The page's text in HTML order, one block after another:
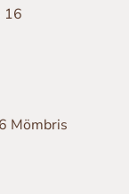
16
Mömbris